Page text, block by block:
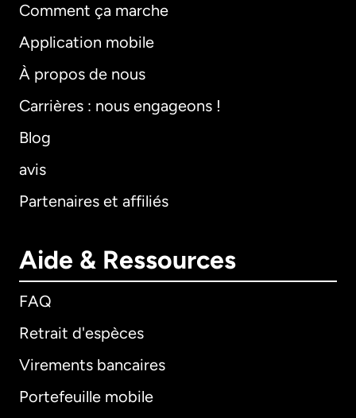
Comment ça marche
Application mobile
À propos de nous
Carrières : nous engageons !
Blog
avis
Partenaires et affiliés
Aide & Ressources
FAQ
Retrait d'espèces
Virements bancaires
Portefeuille mobile